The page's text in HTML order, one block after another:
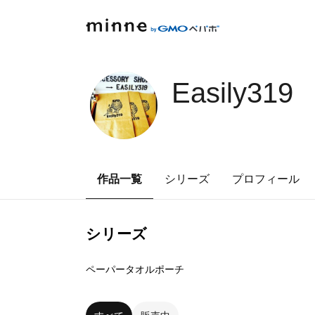
Easily319
作品一覧 シリーズ プロフィール
シリーズ
ペーパータオルポーチ